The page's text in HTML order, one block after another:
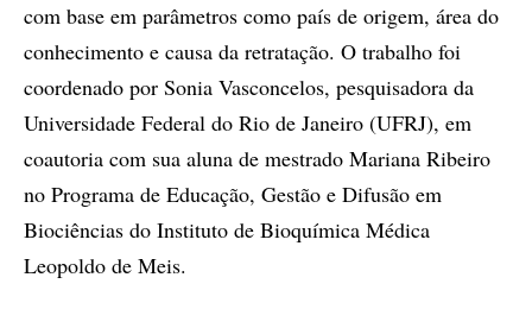
com base em parâmetros como país de origem, área do
conhecimento e causa da retratação. O trabalho foi
coordenado por Sonia Vasconcelos, pesquisadora da
Universidade Federal do Rio de Janeiro (UFRJ), em
coautoria com sua aluna de mestrado Mariana Ribeiro
no Programa de Educação, Gestão e Difusão em
Biociências do Instituto de Bioquímica Médica
Leopoldo de Meis.